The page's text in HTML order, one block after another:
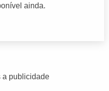
ainda.
a publicidade